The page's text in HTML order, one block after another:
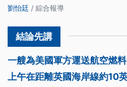
劉怡廷 / 綜合報導
一艘為美國軍方運送航空燃
上午在距離英國海岸線約10